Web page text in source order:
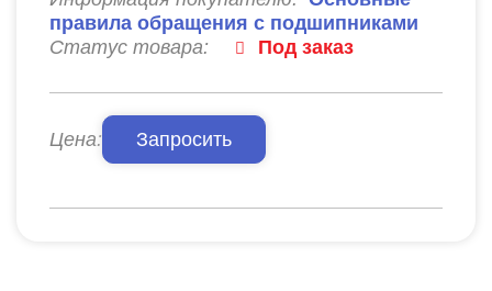
правила обращения с подшипниками
Статус товара:
Под заказ
Цена: Запросить